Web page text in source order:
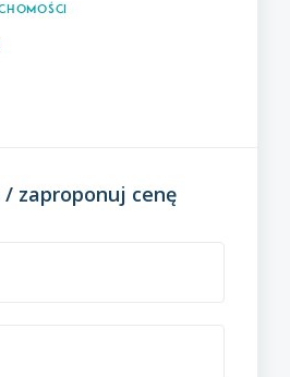
zaproponuj cenę